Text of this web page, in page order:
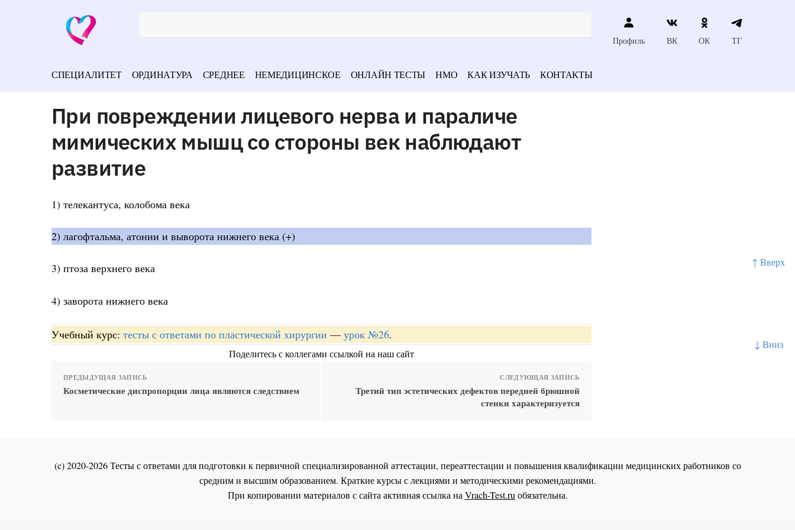
↑ Вверх
↓ Вниз
Профиль ВК ОК ТГ
СПЕЦИАЛИТЕТ ОРДИНАТУРА СРЕДНЕЕ НЕМЕДИЦИНСКОЕ ОНЛАЙН ТЕСТЫ НМО КАК ИЗУЧАТЬ КОНТАКТЫ
При повреждении лицевого нерва и параличе
мимических мышц со стороны век наблюдают
развитие
1) телекантуса, колобома века
2) лагофтальма, атонии и выворота нижнего века (+)
3) птоза верхнего века
4) заворота нижнего века
Учебный курс: тесты с ответами по пластической хирургии — урок №26.
Поделитесь с коллегами ссылкой на наш сайт
ПРЕДЫДУЩАЯ ЗАПИСЬ
Косметические диспропорции лица являются следствием
СЛЕДУЮЩАЯ ЗАПИСЬ
Третий тип эстетических дефектов передней брюшной
стенки характеризуется
(c) 2020-2026 Тесты с ответами для подготовки к первичной специализированной аттестации, переаттестации и повышения квалификации медицинских работников со
средним и высшим образованием. Краткие курсы с лекциями и методическими рекомендациями.
При копировании материалов с сайта активная ссылка наVrach-Test.ruобязательна.